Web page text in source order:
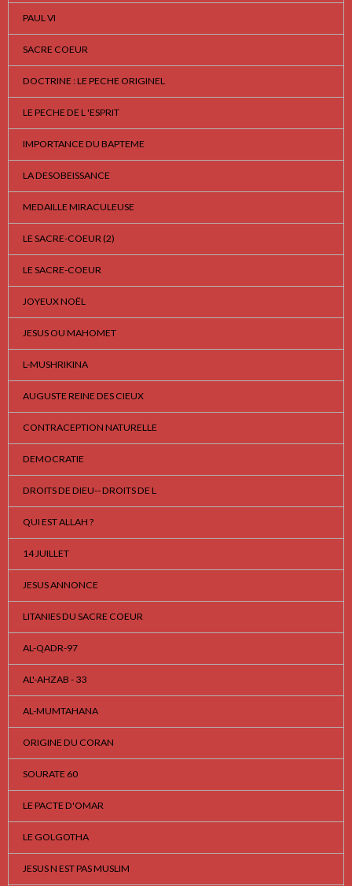
PAUL VI
SACRE COEUR
DOCTRINE : LE PECHE ORIGINEL
LE PECHE DE L 'ESPRIT
IMPORTANCE DU BAPTEME
LA DESOBEISSANCE
MEDAILLE MIRACULEUSE
LE SACRE-COEUR (2)
LE SACRE-COEUR
JOYEUX NOËL
JESUS OU MAHOMET
L-MUSHRIKINA
AUGUSTE REINE DES CIEUX
CONTRACEPTION NATURELLE
DEMOCRATIE
DROITS DE DIEU-- DROITS DE L
QUI EST ALLAH ?
14 JUILLET
JESUS ANNONCE
LITANIES DU SACRE COEUR
AL-QADR-97
AL'-AHZAB - 33
AL-MUMTAHANA
ORIGINE DU CORAN
SOURATE 60
LE PACTE D'OMAR
LE GOLGOTHA
JESUS N EST PAS MUSLIM